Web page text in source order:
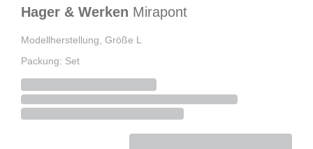
Hager & Werken Mirapont
Modellherstellung, Größe L
Packung: Set